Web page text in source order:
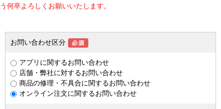
う何卒よろしくお願いいたします。
お問い合わせ区分
アプリに関するお問い合わせ
店舗・弊社に対するお問い合わせ
商品の修理・不具合に関するお問い合わせ
オンライン注文に関するお問い合わせ